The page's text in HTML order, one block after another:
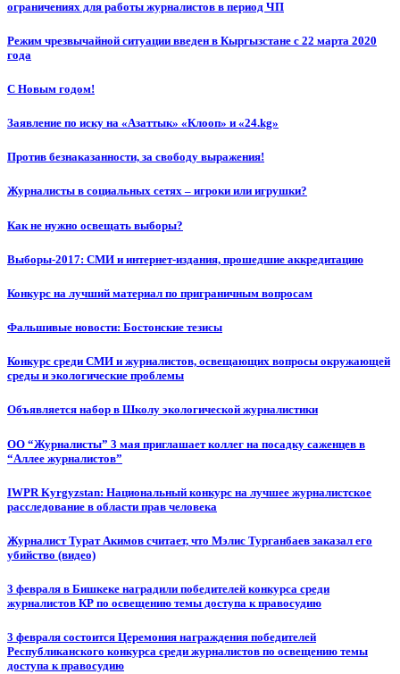
ограничениях для работы журналистов в период ЧП
Режим чрезвычайной ситуации введен в Кыргызстане с 22 марта 2020
года
С Новым годом!
Заявление по иску на «Азаттык» «Клооп» и «24.kg»
Против безнаказанности, за свободу выражения!
Журналисты в социальных сетях – игроки или игрушки?
Как не нужно освещать выборы?
Выборы-2017: СМИ и интернет-издания, прошедшие аккредитацию
Конкурс на лучший материал по приграничным вопросам
Фальшивые новости: Бостонские тезисы
Конкурс среди СМИ и журналистов, освещающих вопросы окружающей
среды и экологические проблемы
Объявляется набор в Школу экологической журналистики
ОО “Журналисты” 3 мая приглашает коллег на посадку саженцев в
“Аллее журналистов”
IWPR Kyrgyzstan: Национальный конкурс на лучшее журналистское
расследование в области прав человека
Журналист Турат Акимов считает, что Мэлис Турганбаев заказал его
убийство (видео)
3 февраля в Бишкеке наградили победителей конкурса среди
журналистов КР по освещению темы доступа к правосудию
3 февраля состоится Церемония награждения победителей
Республиканского конкурса среди журналистов по освещению темы
доступа к правосудию